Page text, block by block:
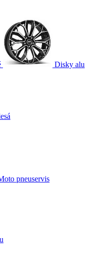
Disky alu
pneuservis